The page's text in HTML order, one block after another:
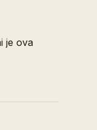
je ova